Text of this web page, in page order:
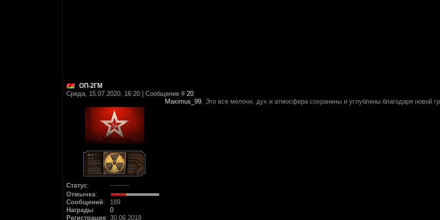
ОП-2ГМ
Среда, 15.07.2020, 16:20 | Сообщение # 20
Статус:
Отмычка:
Сообщений:
189
Награды:
0
Регистрация: 30.06.2018
Maximus_99, Это все мелочи, дух и атмосфера сохранены и углублены благодаря новой